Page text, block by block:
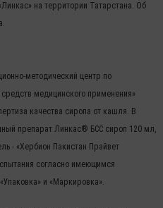
на территории Татарстана. Об
методический центр по
медицинского применения»
качества сиропа от кашля. В
препарат Линкас® БСС сироп 120 мл,
- «Хербион Пакистан Прайвет
согласно имеющимся
и «Маркировка».